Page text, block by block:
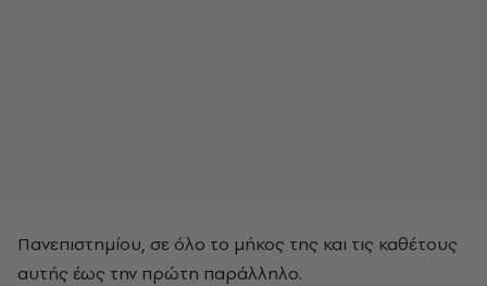
Πανεπιστημίου, σε όλο το μήκος της και τις καθέτους
αυτής έως την πρώτη παράλληλο.